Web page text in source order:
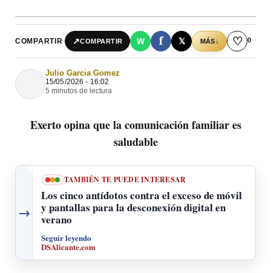
COMPARTIR ↗COMPARTIR W f 𝕏 MÁS↓ ♡ 0
Julio Garcia Gomez
15/05/2026 - 16:02
5 minutos de lectura
Exerto opina que la comunicación familiar es
saludable
→
TAMBIÉN TE PUEDE INTERESAR
Los cinco antídotos contra el exceso de móvil
y pantallas para la desconexión digital en
verano
Seguir leyendo
DSAlicante.com